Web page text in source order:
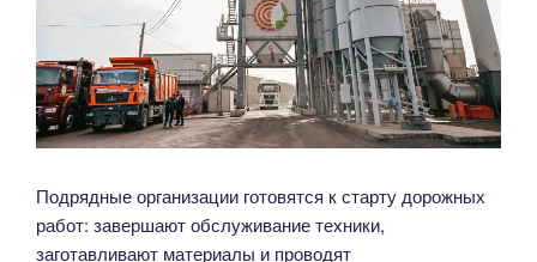
Подрядные организации готовятся к старту дорожных
работ: завершают обслуживание техники,
заготавливают материалы и проводят